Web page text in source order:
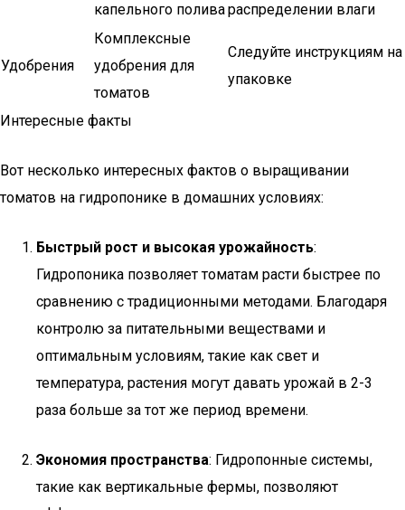
капельного поливараспределении влаги
Удобрения
Комплексные
удобрения для
томатов
Следуйте инструкциям на
упаковке
Интересные факты
Вот несколько интересных фактов о выращивании
томатов на гидропонике в домашних условиях:
Быстрый рост и высокая урожайность:
Гидропоника позволяет томатам расти быстрее по
сравнению с традиционными методами. Благодаря
контролю за питательными веществами и
оптимальным условиям, такие как свет и
температура, растения могут давать урожай в 2-3
раза больше за тот же период времени.
Экономия пространства: Гидропонные системы,
такие как вертикальные фермы, позволяют